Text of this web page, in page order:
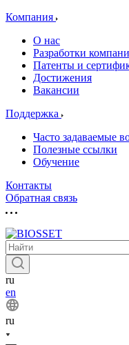
Компания
О нас
Разработки
Патенты и
Достижения
Вакансии
Поддержка
Часто задаваемые
Полезные ссылки
Обучение
Контакты
Обратная связь
ru
en
ru